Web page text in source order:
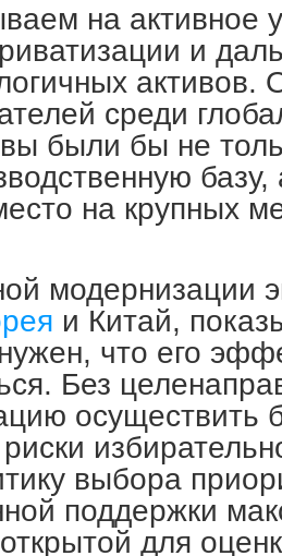
на активное
и
среди
были бы не
на крупных
модернизации
и Китай,
что его
Без
осуществить
выбора
поддержки
для